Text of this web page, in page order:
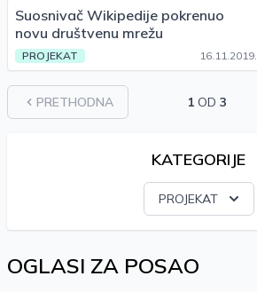
Suosnivač Wikipedije pokrenuo
novu društvenu mrežu
PROJEKAT 16.11.2019.
PRETHODNA 1 OD 3
KATEGORIJE
PROJEKAT
OGLASI ZA POSAO